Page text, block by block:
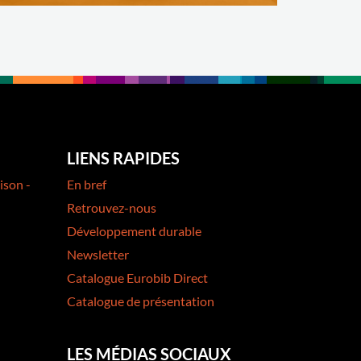
-
LIENS RAPIDES
En bref
Retrouvez-nous
Développement durable
Newsletter
Catalogue Eurobib Direct
Catalogue de présentation
LES MÉDIAS SOCIAUX